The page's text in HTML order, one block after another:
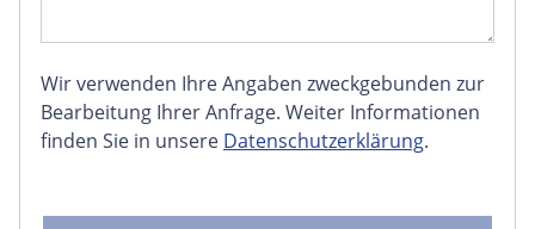
Wir verwenden Ihre Angaben zweckgebunden zur
Bearbeitung Ihrer Anfrage. Weiter Informationen
finden Sie in unsere Datenschutzerklärung.
FACEBOOK